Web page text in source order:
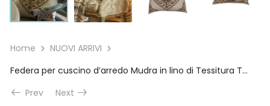
Home
NUOVI ARRIVI
Federa per cuscino d’arredo Mudra in lino di Tessitura Toscana Telerie
Prev
Next